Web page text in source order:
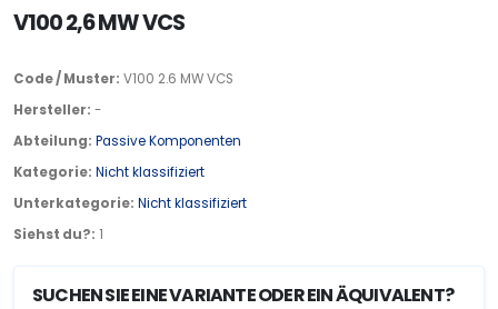
V100 2,6 MW VCS
Code / Muster: V100 2.6 MW VCS
Hersteller: -
Abteilung: Passive Komponenten
Kategorie: Nicht klassifiziert
Unterkategorie: Nicht klassifiziert
Siehst du?: 1
SUCHEN SIE EINE VARIANTE ODER EIN ÄQUIVALENT?